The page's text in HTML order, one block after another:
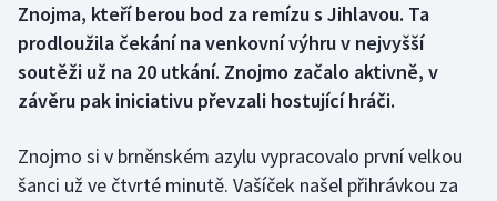
Box
Curling
Florbal
Znojma, kteří berou bod za remízu s Jihlavou. Ta
prodloužila čekání na venkovní výhru v nejvyšší
soutěži už na 20 utkání. Znojmo začalo aktivně, v
závěru pak iniciativu převzali hostující hráči.
Znojmo si v brněnském azylu vypracovalo první velkou
šanci už ve čtvrté minutě. Vašíček našel přihrávkou za